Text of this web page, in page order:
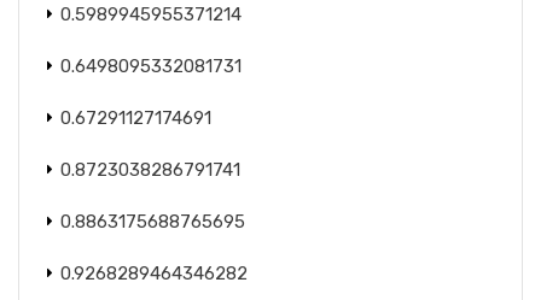
0.5989945955371214
0.6498095332081731
0.67291127174691
0.8723038286791741
0.8863175688765695
0.9268289464346282